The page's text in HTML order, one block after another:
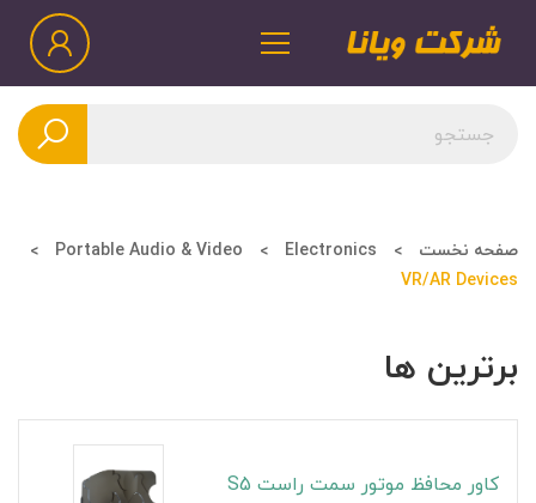
صفحه نخست Electronics
Portable Audio & Video
VR/AR Devices
برترین ها
کاور محافظ موتور سمت راست S5